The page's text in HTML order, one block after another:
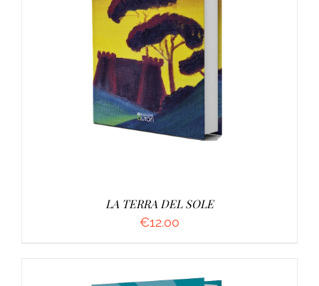
AGGIUNGI AL CARRELLO /
LA TERRA DEL SOLE
€12.00